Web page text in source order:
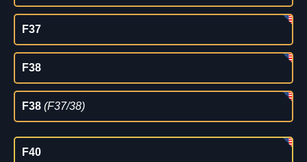
F37
F38
F38 (F37/38)
F40